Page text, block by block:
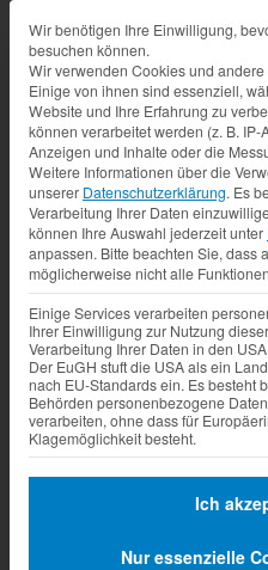
Datenschutz-
Wir benötigen Ihre Einwilligung,
besuchen können.
Wir verwenden Cookies und
Einige von ihnen sind essenziell,
Website und Ihre Erfahrung zu
können verarbeitet werden (z. B.
Anzeigen und Inhalte oder die
Weitere Informationen über die
unserer Datenschutzerklärung. Es
Verarbeitung Ihrer Daten
können Ihre Auswahl jederzeit unter
anpassen. Bitte beachten Sie, dass
möglicherweise nicht alle
Einige Services verarbeiten
Ihrer Einwilligung zur Nutzung
Verarbeitung Ihrer Daten in den
Der EuGH stuft die USA als ein
nach EU-Standards ein. Es besteht
Behörden personenbezogene
verarbeiten, ohne dass für
Klagemöglichkeit besteht.
Ich
Nur essenzielle